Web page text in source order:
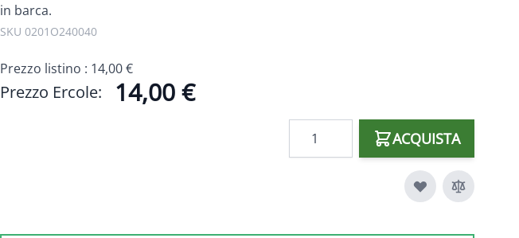
in barca.
SKU 0201O240040
Prezzo listino : 14,00 €
Prezzo Ercole: 14,00 €
ACQUISTA